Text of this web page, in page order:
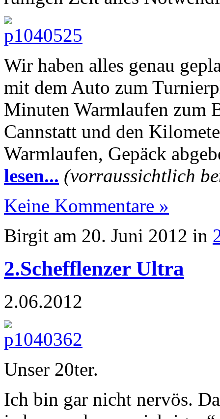
Wir haben alles genau
mit dem Auto zum
Minuten Warmlaufen zum
Cannstatt und den
Warmlaufen, Gepäck
lesen... (vorraussichtlich
Keine Kommentare »
Birgit am 20. Juni 2012 in
2.Schefflenzer Ultra
2.06.2012
Unser 20ter.
Ich bin gar nicht nervös.